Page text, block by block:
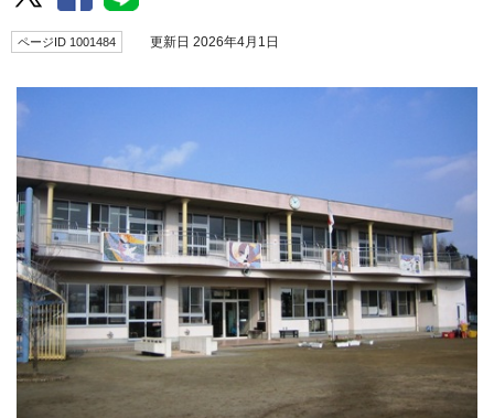
ページID 1001484 更新日 2026年4月1日